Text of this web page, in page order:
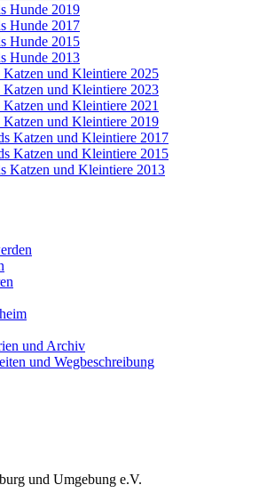
Hunde 2019
Hunde 2017
Hunde 2015
Hunde 2013
Katzen und Kleintiere 2025
Katzen und Kleintiere 2023
Katzen und Kleintiere 2021
Katzen und Kleintiere 2019
Katzen und Kleintiere 2017
Katzen und Kleintiere 2015
Katzen und Kleintiere 2013
und Archiv
und Wegbeschreibung
und Umgebung e.V.